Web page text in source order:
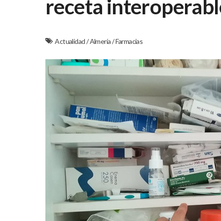
receta
Actualidad/Almería/Farmacias